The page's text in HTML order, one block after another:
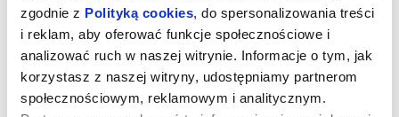
zgodnie z Polityką cookies, do spersonalizowania treści
i reklam, aby oferować funkcje społecznościowe i
analizować ruch w naszej witrynie. Informacje o tym, jak
korzystasz z naszej witryny, udostępniamy partnerom
społecznościowym, reklamowym i analitycznym.